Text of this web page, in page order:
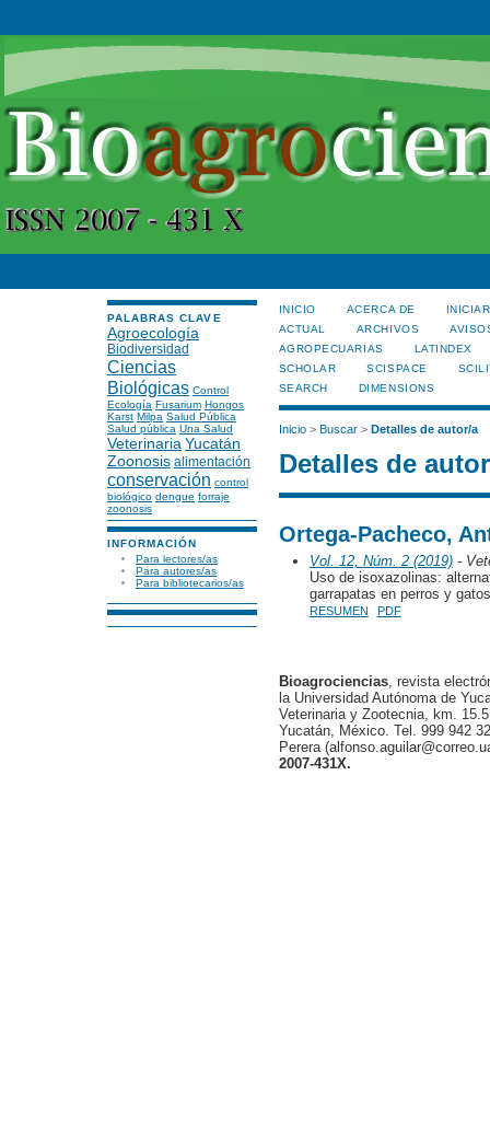
PALABRAS CLAVE
Agroecología
Biodiversidad
Ciencias
Biológicas Control
Ecología Fusarium Hongos
Karst Milpa Salud Pública
Salud pública Una Salud
Veterinaria Yucatán
Zoonosis alimentación
conservación control
biológico dengue forraje
zoonosis
INFORMACIÓN
Para lectores/as
Para autores/as
Para bibliotecarios/as
INICIO ACERCA DE
ACTUAL
ARCHIVOS
AGROPECUARIAS
LATINDEX
SCHOLAR
SCISPACE
SEARCH
DIMENSIONS
Inicio> Buscar> Detalles de autor/a
Detalles de
Ortega-Pacheco,
Vol. 12, Núm. 2 (2019)-
Uso de isoxazolinas:
garrapatas en perros y gatos
RESUMEN PDF
Bioagrociencias, revista
la Universidad Autónoma de
Veterinaria y Zootecnia, km.
Yucatán, México. Tel. 999 942
Perera
2007-431X.